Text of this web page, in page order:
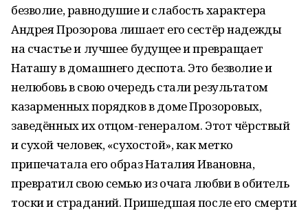
безволие, равнодушие и слабость характера
Андрея Прозорова лишает его сестёр надежды
на счастье и лучшее будущее и превращает
Наташу в домашнего деспота. Это безволие и
нелюбовь в свою очередь стали результатом
казарменных порядков в доме Прозоровых,
заведённых их отцом-генералом. Этот чёрствый
и сухой человек, «сухостой», как метко
припечатала его образ Наталия Ивановна,
превратил свою семью из очага любви в обитель
тоски и страданий. Пришедшая после его смерти